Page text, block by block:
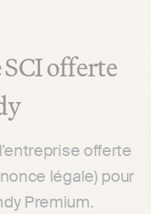
offerte
offerte
légale) pour
Premium.